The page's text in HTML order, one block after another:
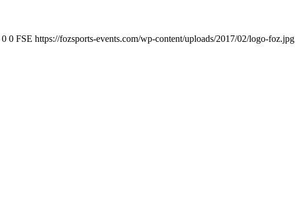
0 0 FSE https://fozsports-events.com/wp-content/uploads/2017/02/logo-foz.jpg